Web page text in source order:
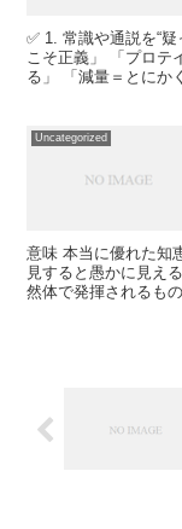
✅ 1. 常識や通説を“
こそ正義」 「プロテ
る」 「減量＝とにか
Uncategorized
意味 本当に優れた知
見すると愚かに見え
然体で発揮されるも